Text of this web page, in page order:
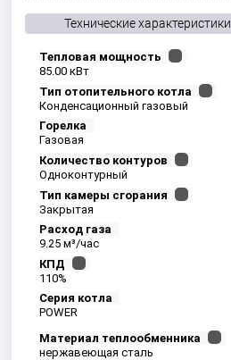
Технические характеристики
Тепловая мощность
85.00 кВт
Тип отопительного котла
Конденсационный газовый
Горелка
Газовая
Количество контуров
Одноконтурный
Тип камеры сгорания
Закрытая
Расход газа
9.25 м³/час
КПД
110%
Серия котла
POWER
Материал теплообменника
нержавеющая сталь